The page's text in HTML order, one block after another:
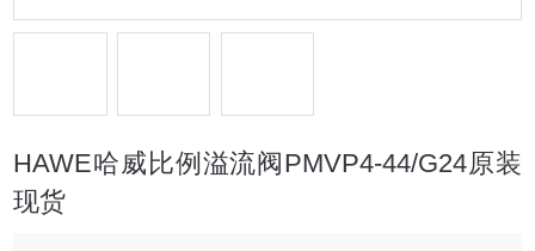
HAWE哈威比例溢流阀PMVP4-44/G24原装
现货